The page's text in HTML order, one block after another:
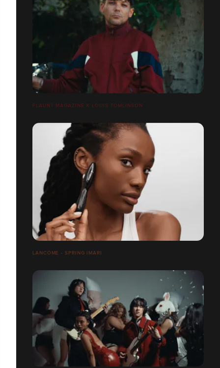
FLAUNT MAGAZINE X LOUIS TOMLINSON
LANCÔME - SPRING IMARI